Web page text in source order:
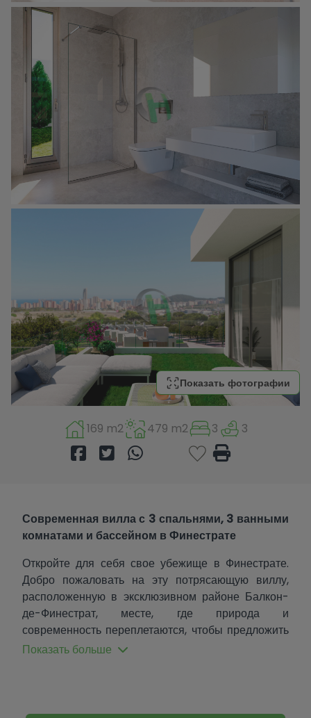
Показать фотографии
169 m2 479 m2 3 3
Современная вилла с 3 спальнями, 3 ванными
комнатами и бассейном в Финестрате
Откройте для себя свое убежище в Финестрате.
Добро пожаловать на эту потрясающую виллу,
расположенную в эксклюзивном районе Балкон-
де-Финестрат, месте, где природа и
современность переплетаются, чтобы предложить
вам непревзойденный образ жизни.
достаточно места и комфорта.
Показать больше